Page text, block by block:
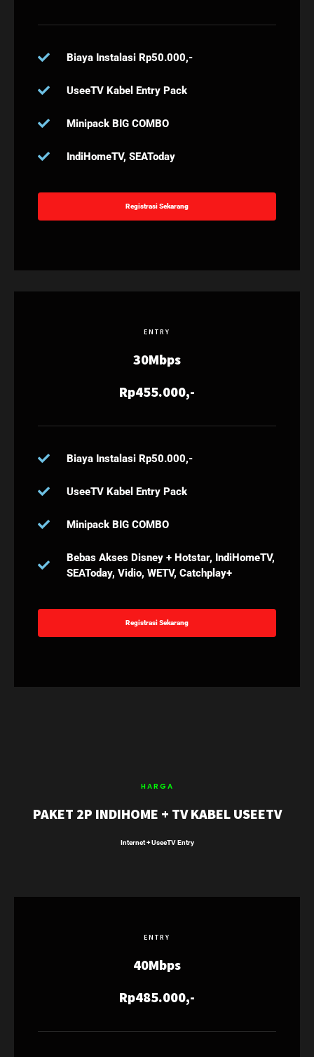
Biaya Instalasi Rp50.000,-
UseeTV Kabel Entry Pack
Minipack BIG COMBO
IndiHomeTV, SEAToday
Registrasi Sekarang
ENTRY
30Mbps
Rp455.000,-
Biaya Instalasi Rp50.000,-
UseeTV Kabel Entry Pack
Minipack BIG COMBO
Bebas Akses Disney + Hotstar, IndiHomeTV,
SEAToday, Vidio, WETV, Catchplay+
Registrasi Sekarang
HARGA
PAKET 2P INDIHOME + TV KABEL USEETV
Internet + UseeTV Entry
ENTRY
40Mbps
Rp485.000,-